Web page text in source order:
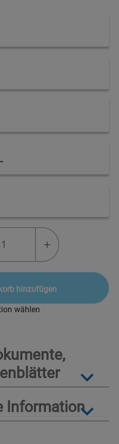
+
hinzufügen
wählen
Information